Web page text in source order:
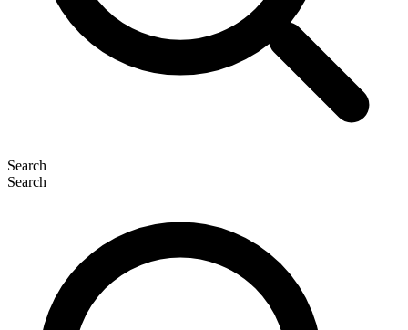
Search
Search